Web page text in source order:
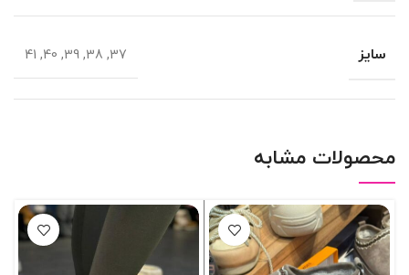
سایز 37, 38, 39, 40, 41
محصولات مشابه